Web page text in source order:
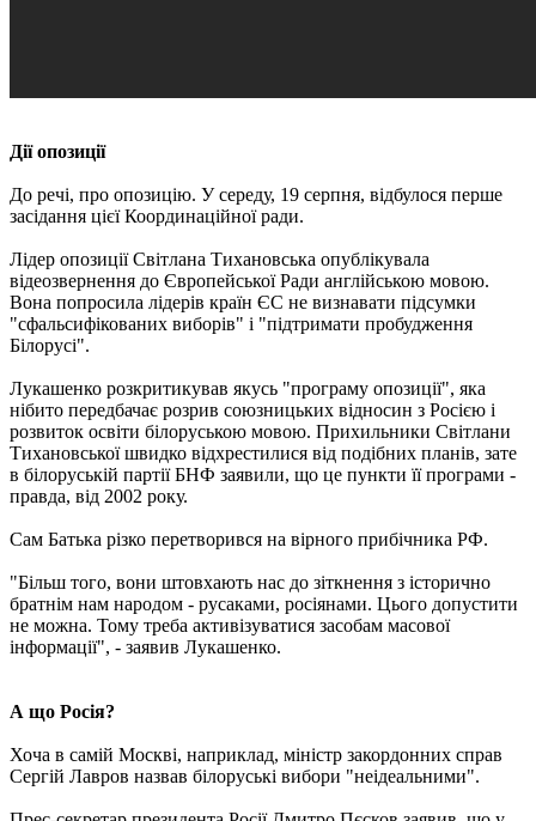
Дії опозиції
До речі, про опозицію. У середу, 19 серпня, відбулося перше
засідання цієї Координаційної ради.
Лідер опозиції Світлана Тихановська опублікувала
відеозвернення до Європейської Ради англійською мовою.
Вона попросила лідерів країн ЄС не визнавати підсумки
"сфальсифікованих виборів" і "підтримати пробудження
Білорусі".
Лукашенко розкритикував якусь "програму опозиції", яка
нібито передбачає розрив союзницьких відносин з Росією і
розвиток освіти білоруською мовою. Прихильники Світлани
Тихановської швидко відхрестилися від подібних планів, зате
в білоруській партії БНФ заявили, що це пункти її програми -
правда, від 2002 року.
Сам Батька різко перетворився на вірного прибічника РФ.
"Більш того, вони штовхають нас до зіткнення з історично
братнім нам народом - русаками, росіянами. Цього допустити
не можна. Тому треба активізуватися засобам масової
інформації", - заявив Лукашенко.
А що Росія?
Хоча в самій Москві, наприклад, міністр закордонних справ
Сергій Лавров назвав білоруські вибори "неідеальними".